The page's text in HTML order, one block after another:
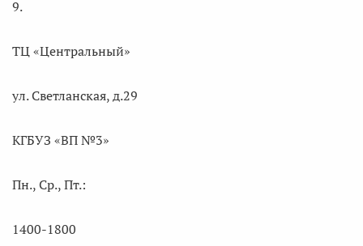
9.
ТЦ «Центральный»
ул. Светланская, д.29
КГБУЗ «ВП №3»
Пн., Ср., Пт.:
1400-1800